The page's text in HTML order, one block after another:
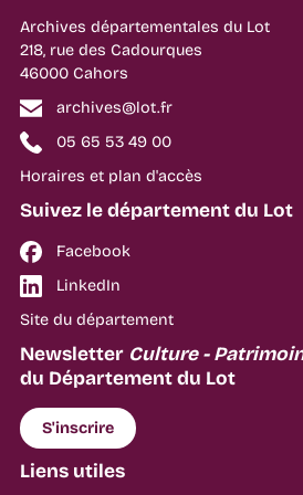
Archives départementales du Lot
218, rue des Cadourques
46000 Cahors
archives@lot.fr
05 65 53 49 00
Horaires et plan d'accès
Suivez le département du Lot
Facebook
LinkedIn
Site du département
Newsletter Culture -
du Département du Lot
S'inscrire
Liens utiles